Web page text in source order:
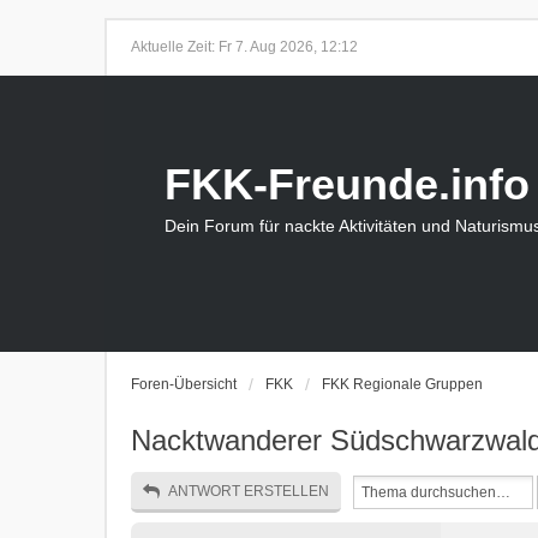
Aktuelle Zeit: Fr 7. Aug 2026, 12:12
FKK-Freunde.info
Dein Forum für nackte Aktivitäten und
Foren-Übersicht FKK FKK Regionale Gruppen
Nacktwanderer
ANTWORT ERSTELLEN